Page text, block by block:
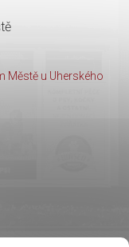
Městě u Uherského